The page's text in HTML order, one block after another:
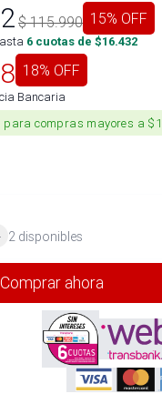
$115.990 15% OFF
6 cuotas de $16.432
18% OFF
Bancaria
para compras mayores a
2 disponibles
Comprar ahora